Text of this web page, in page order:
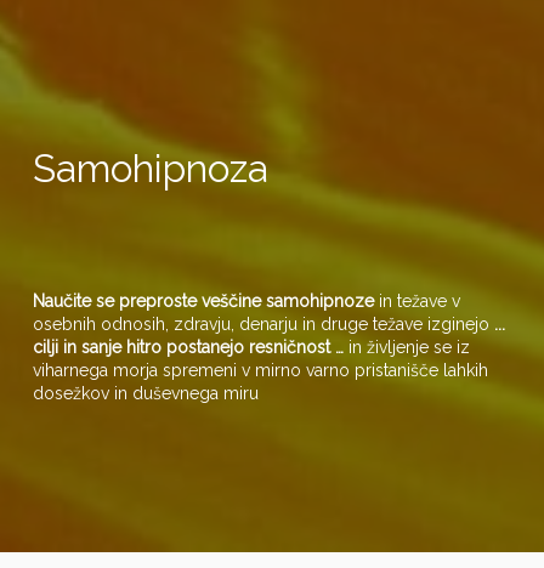
Samohipnoza
Naučite se preproste veščine samohipnoze in težave v
osebnih odnosih, zdravju, denarju in druge težave izginejo ...
cilji in sanje hitro postanejo resničnost … in življenje se iz
viharnega morja spremeni v mirno varno pristanišče lahkih
dosežkov in duševnega miru